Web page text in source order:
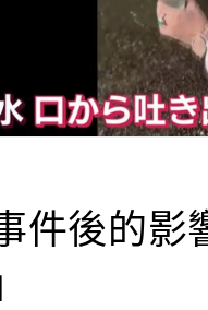
件後的